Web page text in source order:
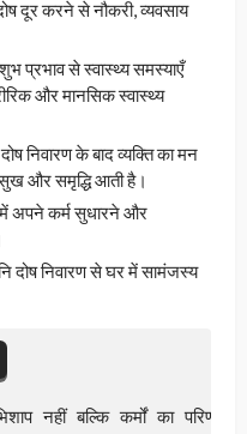
दूर करने से नौकरी, व्यवसाय
प्रभाव से स्वास्थ्य समस्याएँ
और मानसिक स्वास्थ्य
निवारण के बाद व्यक्ति का मन
और समृद्धि आती है।
अपने कर्म सुधारने और
दोष निवारण से घर में सामंजस्य
नहीं बल्कि कर्मों का